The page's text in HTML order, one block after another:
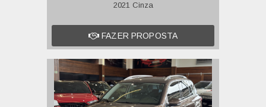
2021 Cinza
FAZER PROPOSTA